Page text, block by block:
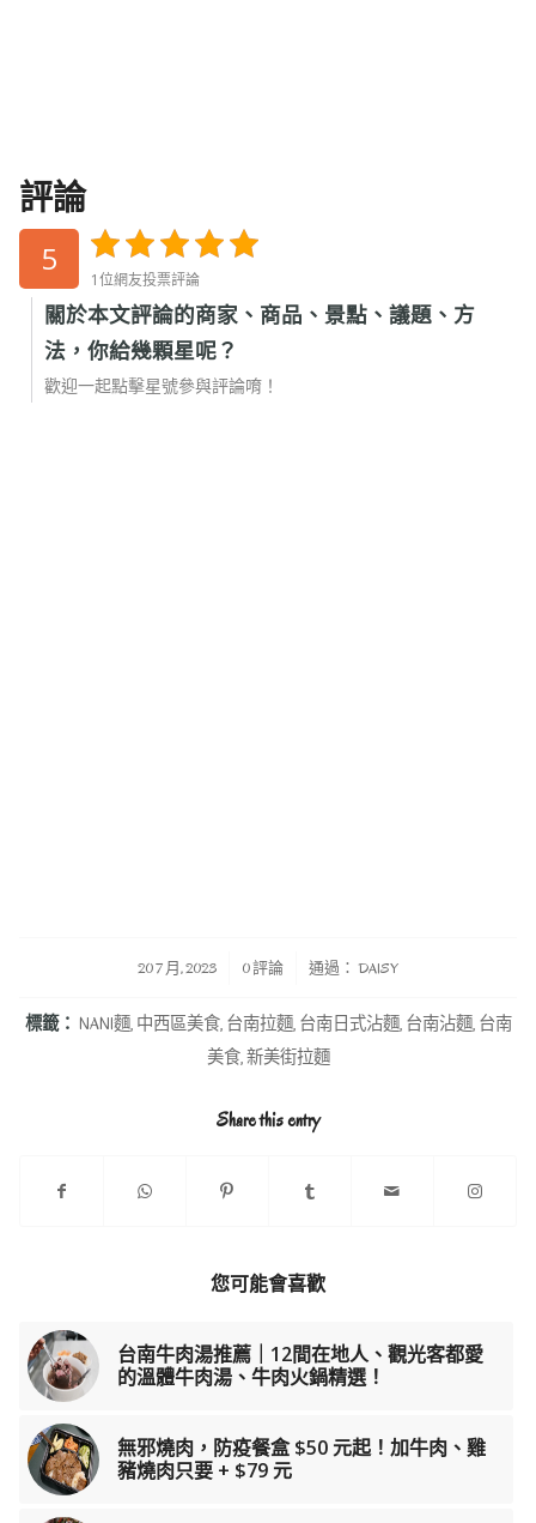
評論
5
1位網友投票評論
關於本文評論的商家、商品、景點、議題、方
法，你給幾顆星呢？
歡迎一起點擊星號參與評論唷！
20 7 月, 2023
/ 0 評論 通過： DAISY
標籤： NANI麵, 中西區美食, 台南拉麵, 台南日式沾麵, 台南沾麵, 台南
美食,新美街拉麵
Share this entry
您可能會喜歡
台南牛肉湯推薦｜12間在地人、觀光客都愛
的溫體牛肉湯、牛肉火鍋精選！
無邪燒肉，防疫餐盒 $50 元起！加牛肉、雞
豬燒肉只要 + $79 元